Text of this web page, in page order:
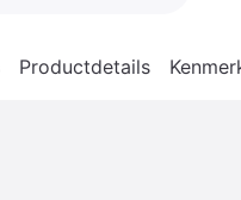
Productdetails